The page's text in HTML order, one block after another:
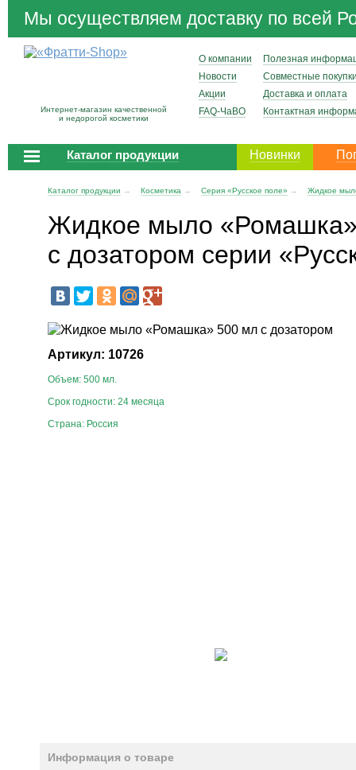
Мы осуществляем доставку по всей
Интернет-магазин качественной
и недорогой косметики
О компании
Новости
Акции
FAQ-ЧаВО
Полезная
Совместные
Доставка и оплата
Контактная
Каталог продукции Новинки
Каталог продукции → Косметика → Серия «Русское поле» → Жидкое
Жидкое мыло
с дозатором серии
Артикул: 10726
Объем: 500 мл.
Срок годности: 24 месяца
Страна: Россия
Информация о товаре